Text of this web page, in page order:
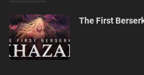
The First